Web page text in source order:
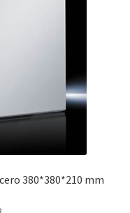
380*380*210 mm